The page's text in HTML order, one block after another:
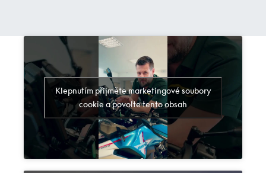
Klepnutím přijměte marketingové soubory
cookie a povolte tento obsah